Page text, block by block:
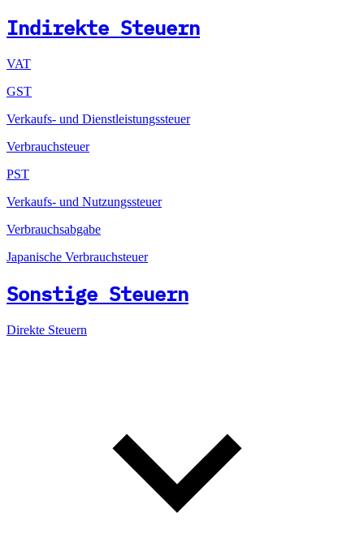
Indirekte Steuern
VAT
GST
Verkaufs- und Dienstleistungssteuer
Verbrauchsteuer
PST
Verkaufs- und Nutzungssteuer
Verbrauchsabgabe
Japanische Verbrauchsteuer
Sonstige Steuern
Direkte Steuern